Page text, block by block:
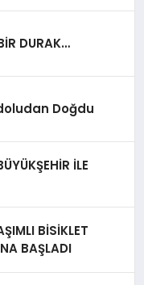
DURAK…
Doğdu
İLE
BİSİKLET
BAŞLADI